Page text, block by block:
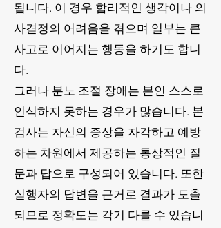
됩니다. 이 경우 합리적인 생각이나 의
사결정의 어려움을 겪으며 일부는 큰
사고로 이어지는 행동을 하기도 합니
다.
그러나 분노 조절 장애는 본인 스스로
인식하지 못하는 경우가 많습니다. 본
검사는 자신의 증상을 자각하고 예방
하는 차원에서 제공하는 통상적인 질
문과 답으로 구성되어 있습니다. 또한
실행자의 답변을 근거로 결과가 도출
되므로 정확도는 각기 다를 수 있습니